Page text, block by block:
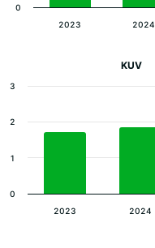
2023 2024
0
KUV
2023 2024
0
1
2
3